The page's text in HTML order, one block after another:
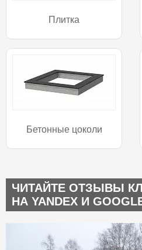
Плитка
Бетонные цоколи
ЧИТАЙТЕ ОТЗЫВЫ
НА YANDEX И